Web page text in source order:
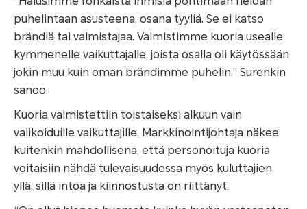
puhelintaan asusteena, osana tyyliä. Se ei katso
brändiä tai valmistajaa. Valmistimme kuoria usealle
kymmenelle vaikuttajalle, joista osalla oli käytössään
jokin muu kuin oman brändimme puhelin,” Surenkin
sanoo.
Kuoria valmistettiin toistaiseksi alkuun vain
valikoiduille vaikuttajille. Markkinointijohtaja näkee
kuitenkin mahdollisena, että personoituja kuoria
voitaisiin nähdä tulevaisuudessa myös kuluttajien
yllä, sillä intoa ja kiinnostusta on riittänyt.